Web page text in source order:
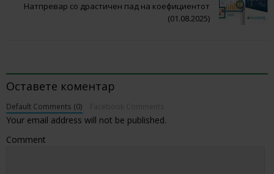
Натпревар со драстичен пад на коефициентот
(01.08.2025)
Оставете коментар
Default Comments (0)
Your email address will not be published.
Comment